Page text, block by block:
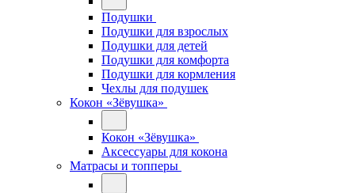
Подушки
Подушки для взрослых
Подушки для детей
Подушки для комфорта
Подушки для кормления
Чехлы для подушек
Кокон «Зёвушка»
Кокон «Зёвушка»
Аксессуары для кокона
Матрасы и топперы